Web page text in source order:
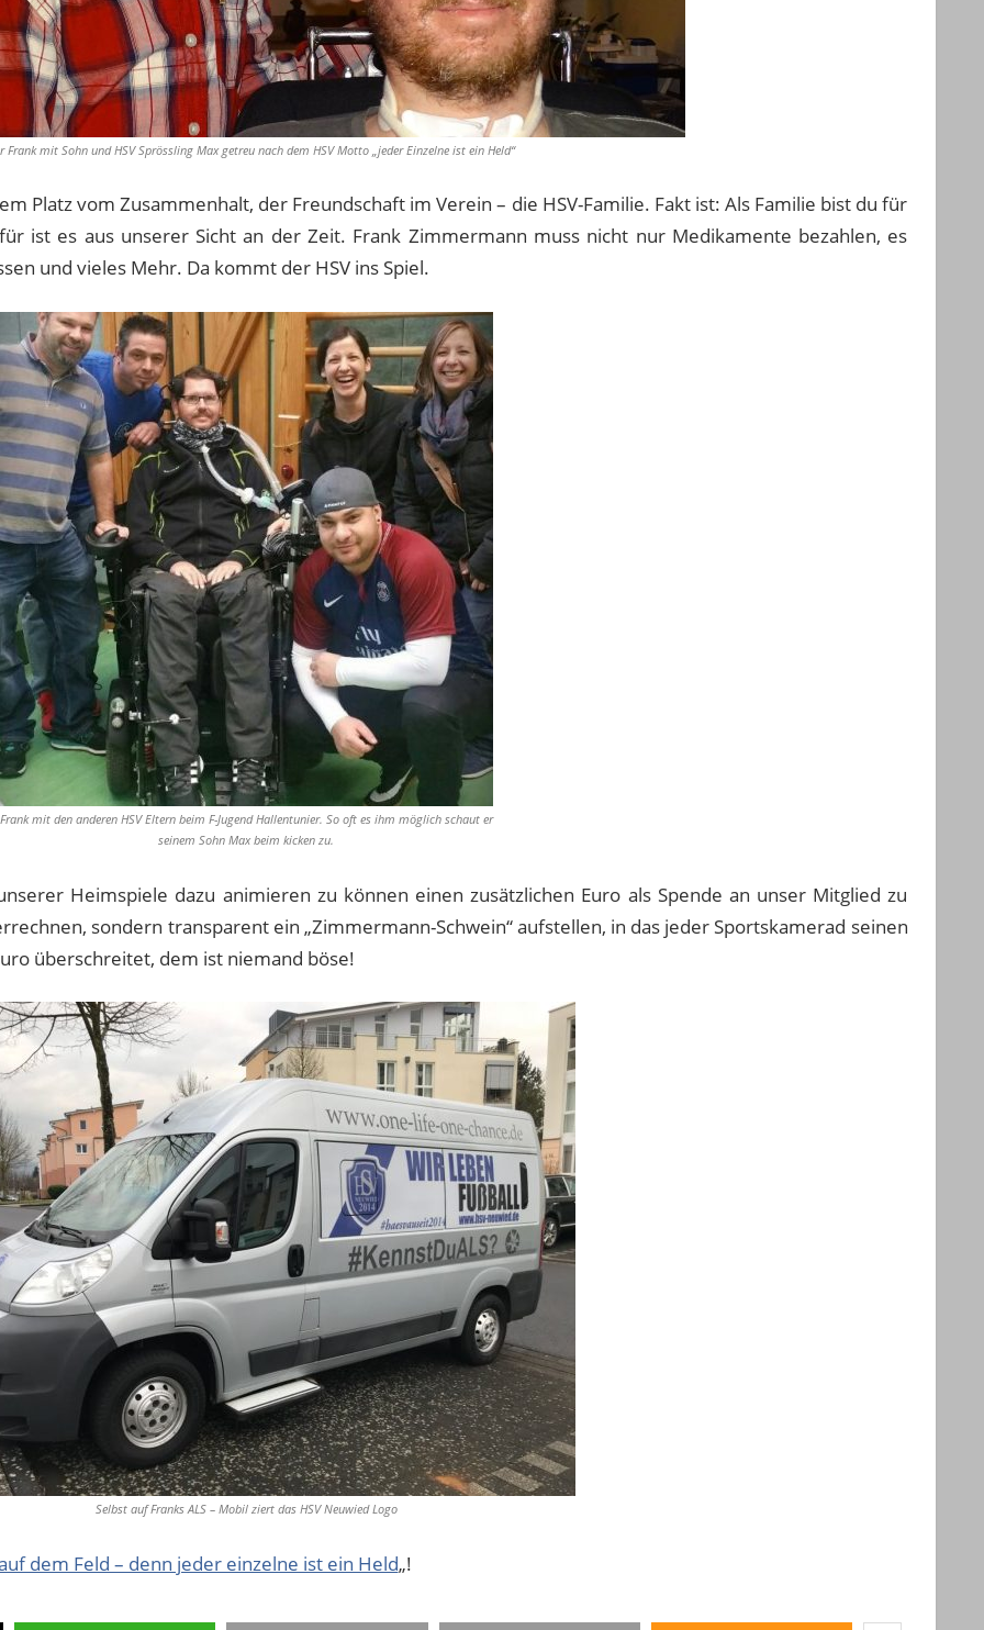
Frank mit Sohn und HSV Sprössling Max getreu nach dem HSV Motto „jeder Einzelne ist ein Held“
Platz vom Zusammenhalt, der Freundschaft im Verein – die HSV-Familie. Fakt ist: Als Familie bist du für
ist es aus unserer Sicht an der Zeit. Frank Zimmermann muss nicht nur Medikamente bezahlen, es
und vieles Mehr. Da kommt der HSV ins Spiel.
Frank mit den anderen HSV Eltern beim F-Jugend Hallentunier. So oft es ihm möglich schaut er
seinem Sohn Max beim kicken zu.
Heimspiele dazu animieren zu können einen zusätzlichen Euro als Spende an unser Mitglied zu
sondern transparent ein „Zimmermann-Schwein“ aufstellen, in das jeder Sportskamerad seinen
überschreitet, dem ist niemand böse!
Selbst auf Franks ALS – Mobil ziert das HSV Neuwied Logo
dem Feld – denn jeder einzelne ist ein Held„!